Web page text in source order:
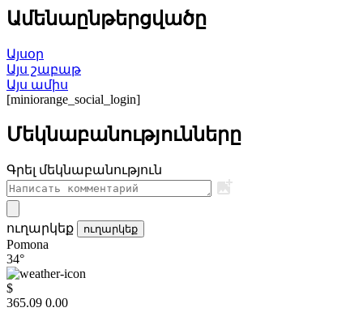
Ամենաընթերցվածը
Այսօր
Այս շաբաթ
Այս ամիս
[miniorange_social_login]
Մեկնաբանությունները
Գրել մեկնաբանություն
ուղարկեք ուղարկեք
Pomona
34°
$
365.09 0.00